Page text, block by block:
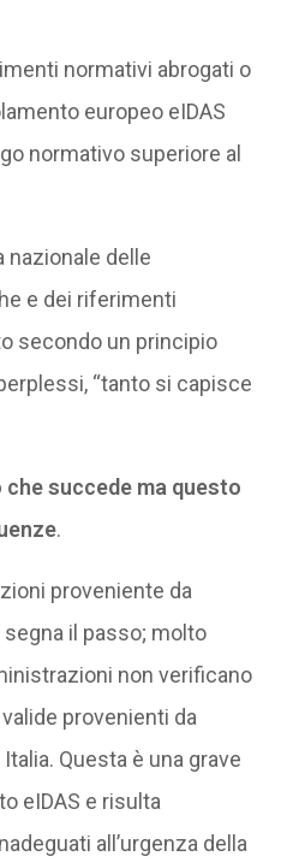
normativi abrogati o
europeo eIDAS
normativo superiore al
nazionale delle
e dei riferimenti
secondo un principio
“tanto si capisce
succede ma questo
.
proveniente da
il passo; molto
non verificano
provenienti da
Questa è una grave
eIDAS e risulta
all’urgenza della